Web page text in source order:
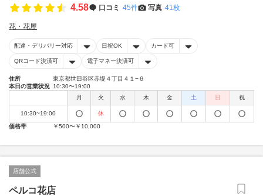
4.58 口コミ 45件 写真 41枚
花・花屋
配達・デリバリー対応 日祝OK カード可
QRコード決済可 電子マネー決済可
住所
東京都世田谷区赤堤４丁目４１−６
本日の営業状況 10:30〜19:00
月
火 水 木 金 土 日 祝
10:30~19:00
休
価格帯
￥500〜￥10,000
店舗公式
ペルコ花店